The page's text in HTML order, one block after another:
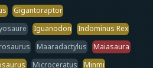
Gigantoraptor
Iguanodon
Indominus Rex
Maaradactylus
Maiasaura
Microceratus
Minmi